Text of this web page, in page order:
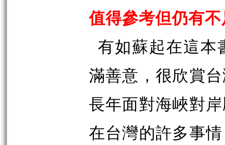
值得參考但仍有
有如蘇起在這本
滿善意，很欣賞
長年面對海峽對
在台灣的許多事